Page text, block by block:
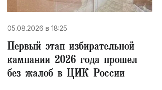
05.08.2026 в 18:25
Первый этап избирательной
кампании 2026 года прошел
без жалоб в ЦИК России